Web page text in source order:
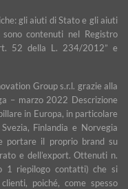
gli aiuti di Stato e gli aiuti
contenuti nel Registro
52 della L. 234/2012” e
Group s.r.l. grazie alla
– marzo 2022 Descrizione
in Europa, in particolare
Finlandia e Norvegia
portare il proprio brand su
e dell’export. Ottenuti n.
1 riepilogo contatti) che si
poiché, come spesso